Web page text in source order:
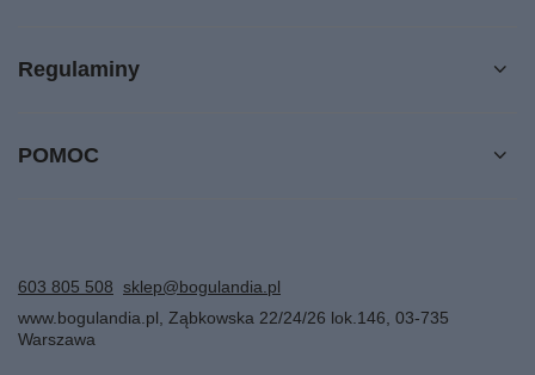
Regulaminy
POMOC
603 805 508 sklep@bogulandia.pl
www.bogulandia.pl
Ząbkowska 22/24/26 lok.146 03-735
Warszawa